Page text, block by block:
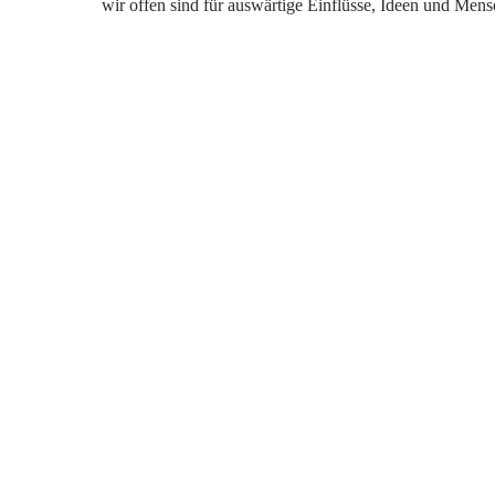
wir offen sind für auswärtige Einflüsse, Ideen und